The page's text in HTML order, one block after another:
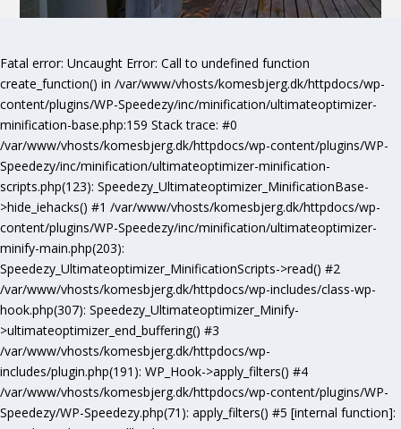
Fatal error: Uncaught Error: Call to undefined function
create_function() in /var/www/vhosts/komesbjerg.dk/httpdocs/wp-
content/plugins/WP-Speedezy/inc/minification/ultimateoptimizer-
minification-base.php:159 Stack trace: #0
/var/www/vhosts/komesbjerg.dk/httpdocs/wp-content/plugins/WP-
Speedezy/inc/minification/ultimateoptimizer-minification-
scripts.php(123): Speedezy_Ultimateoptimizer_MinificationBase-
>hide_iehacks() #1 /var/www/vhosts/komesbjerg.dk/httpdocs/wp-
content/plugins/WP-Speedezy/inc/minification/ultimateoptimizer-
minify-main.php(203):
Speedezy_Ultimateoptimizer_MinificationScripts->read() #2
/var/www/vhosts/komesbjerg.dk/httpdocs/wp-includes/class-wp-
hook.php(307): Speedezy_Ultimateoptimizer_Minify-
>ultimateoptimizer_end_buffering() #3
/var/www/vhosts/komesbjerg.dk/httpdocs/wp-
includes/plugin.php(191): WP_Hook->apply_filters() #4
/var/www/vhosts/komesbjerg.dk/httpdocs/wp-content/plugins/WP-
Speedezy/WP-Speedezy.php(71): apply_filters() #5 [internal function]: